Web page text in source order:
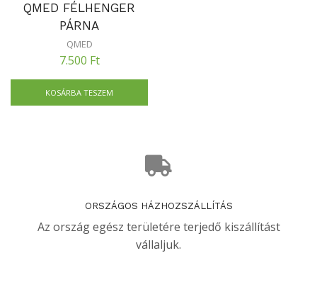
QMED FÉLHENGER
PÁRNA
QMED
7.500 Ft
KOSÁRBA TESZEM
ORSZÁGOS HÁZHOZSZÁLLÍTÁS
Az ország egész területére terjedő kiszállítást
vállaljuk.